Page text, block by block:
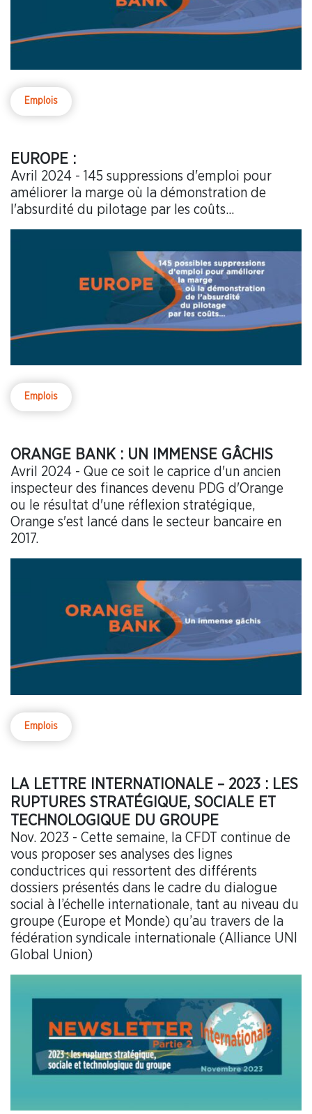
Emplois
EUROPE :
Avril 2024 - 145 suppressions d'emploi pour
améliorer la marge où la démonstration de
l'absurdité du pilotage par les coûts...
Emplois
ORANGE BANK : UN IMMENSE GÂCHIS
Avril 2024 - Que ce soit le caprice d'un ancien
inspecteur des finances devenu PDG d'Orange
ou le résultat d'une réflexion stratégique,
Orange s'est lancé dans le secteur bancaire en
2017.
Emplois
LA LETTRE INTERNATIONALE – 2023 : LES
RUPTURES STRATÉGIQUE, SOCIALE ET
TECHNOLOGIQUE DU GROUPE
Nov. 2023 - Cette semaine, la CFDT continue de
vous proposer ses analyses des lignes
conductrices qui ressortent des différents
dossiers présentés dans le cadre du dialogue
social à l’échelle internationale, tant au niveau du
groupe (Europe et Monde) qu’au travers de la
fédération syndicale internationale (Alliance UNI
Global Union)